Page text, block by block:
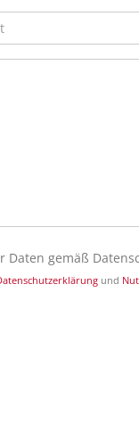
gemäß
und